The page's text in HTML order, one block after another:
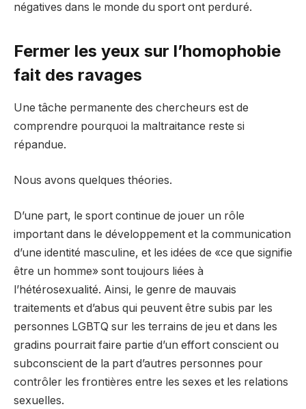
négatives dans le monde du sport ont perduré.
Fermer les yeux sur l’homophobie
fait des ravages
Une tâche permanente des chercheurs est de
comprendre pourquoi la maltraitance reste si
répandue.
Nous avons quelques théories.
D’une part, le sport continue de jouer un rôle
important dans le développement et la communication
d’une identité masculine, et les idées de «ce que signifie
être un homme» sont toujours liées à
l’hétérosexualité. Ainsi, le genre de mauvais
traitements et d’abus qui peuvent être subis par les
personnes LGBTQ sur les terrains de jeu et dans les
gradins pourrait faire partie d’un effort conscient ou
subconscient de la part d’autres personnes pour
contrôler les frontières entre les sexes et les relations
sexuelles.